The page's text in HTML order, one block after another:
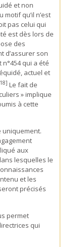
et non
qu’il n’est
pas celui qui
est dès lors de
des
d’assurer son
n°454 qui a été
actuel et
Le fait de
» implique
à cette
uniquement.
aux
lesquelles le
et les
précisés
permet
qui